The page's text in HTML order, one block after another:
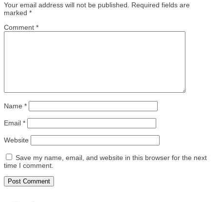
Your email address will not be published.
Required fields are
marked *
Comment *
Name *
Email *
Website
Save my name, email, and website in this browser for the next
time I comment.